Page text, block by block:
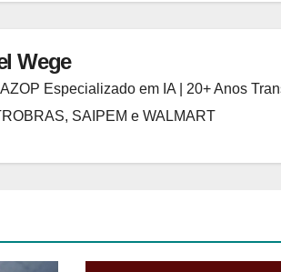
Wege
Especializado em IA | 20+ Anos
SAIPEM e WALMART